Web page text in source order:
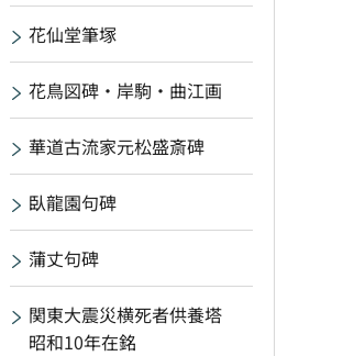
花仙堂筆塚
花鳥図碑・岸駒・曲江画
華道古流家元松盛斎碑
臥龍園句碑
蒲丈句碑
関東大震災横死者供養塔
昭和10年在銘